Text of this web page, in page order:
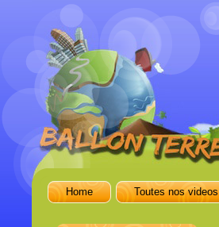
Home Toutes nos videos